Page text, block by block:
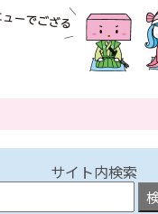
サイト内検索